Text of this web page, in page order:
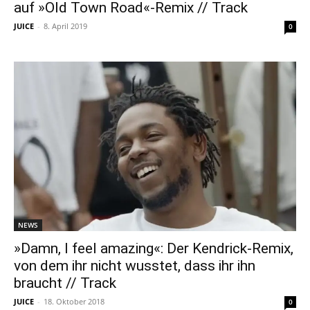
auf »Old Town Road«-Remix // Track
JUICE - 8. April 2019 0
NEWS
»Damn, I feel amazing«: Der Kendrick-Remix,
von dem ihr nicht wusstet, dass ihr ihn
braucht // Track
JUICE - 18. Oktober 2018 0